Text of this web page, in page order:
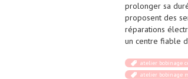
prolonger sa
proposent des
réparations
un centre fiable
atelier bobinage
atelier bobinage